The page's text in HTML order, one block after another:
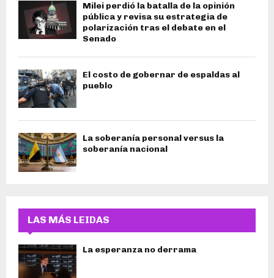
Milei perdió la batalla de la opinión
pública y revisa su estrategia de
polarización tras el debate en el
Senado
El costo de gobernar de espaldas al
pueblo
La soberanía personal versus la
soberanía nacional
LAS MÁS LEIDAS
La esperanza no derrama